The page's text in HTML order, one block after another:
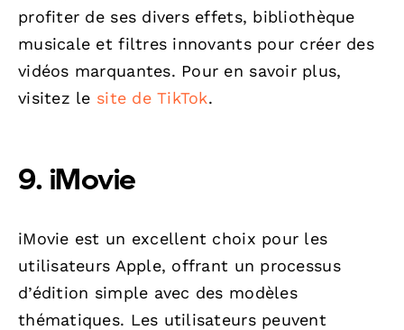
profiter de ses divers effets, bibliothèque
musicale et filtres innovants pour créer des
vidéos marquantes. Pour en savoir plus,
visitez le site de TikTok.
9. iMovie
iMovie est un excellent choix pour les
utilisateurs Apple, offrant un processus
d’édition simple avec des modèles
thématiques. Les utilisateurs peuvent